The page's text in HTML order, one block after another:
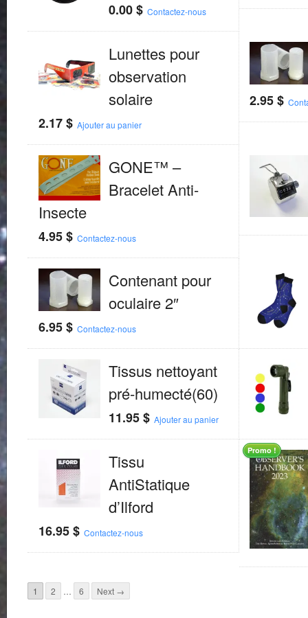
0.00$ Contactez-nous
Lunettes pour
observation
solaire
2.17$ Ajouter au panier
2.95$
GONE™ –
Bracelet Anti-
Insecte
4.95$ Contactez-nous
Contenant pour
oculaire 2″
6.95$ Contactez-nous
Tissus nettoyant
pré-humecté(60)
11.95$ Ajouter au panier
Tissu
AntiStatique
d’Ilford
16.95$ Contactez-nous
Promo !
1 2 … 6 Next →